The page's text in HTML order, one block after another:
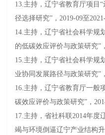
13.主持，辽宁省教育厅项目“
径选择研究”，2019-09至
14.主持，辽宁省社会科学规
的低碳效应评价与政策研究”
15.主持，辽宁省社会科学规
业协同发展路径与政策研究”
16.主持，辽宁省教育厅一般
碳效应评价与政策研究”，
17.主持，省社科联2014年度
竭与环境倒逼辽宁产业结构